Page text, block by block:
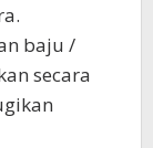
baju /
secara